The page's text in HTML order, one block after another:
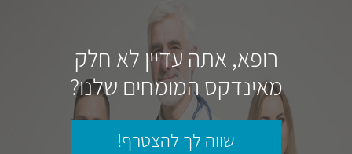
רופא, אתה עדיין לא חלק
מאינדקס המומחים שלנו?
שווה לך להצטרף!